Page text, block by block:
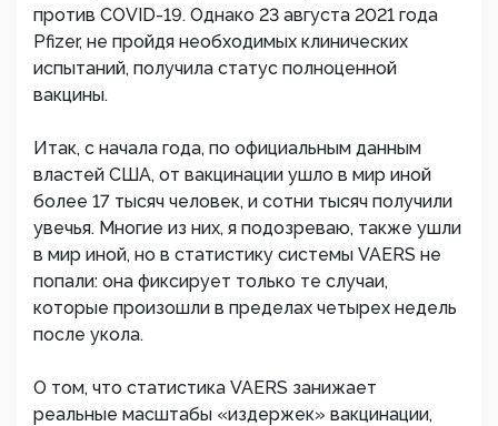
против COVID-19. Однако 23 августа 2021 года
Pfizer, не пройдя необходимых клинических
испытаний, получила статус полноценной
вакцины.
Итак, с начала года, по официальным данным
властей США, от вакцинации ушло в мир иной
более 17 тысяч человек, и сотни тысяч получили
увечья. Многие из них, я подозреваю, также ушли
в мир иной, но в статистику системы VAERS не
попали: она фиксирует только те случаи,
которые произошли в пределах четырех недель
после укола.
О том, что статистика VAERS занижает
реальные масштабы «издержек» вакцинации,